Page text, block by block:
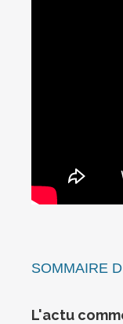
SOMMAIRE
L'actu